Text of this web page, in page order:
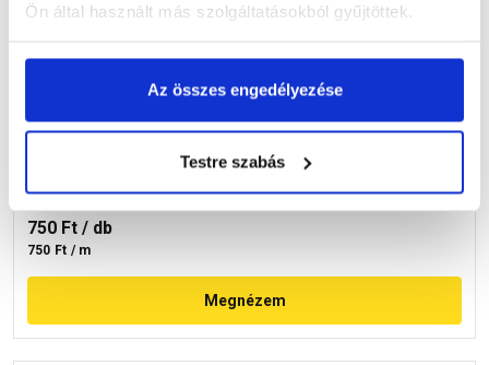
Ön által használt más szolgáltatásokból gyűjtöttek.
Az összes engedélyezése
Testre szabás
Leier kerti szegélykő szürke 5x100x20 cm
750 Ft / db
750 Ft / m
Megnézem